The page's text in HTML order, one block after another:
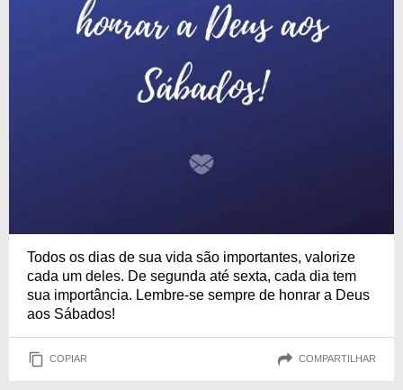
Todos os dias de sua vida são importantes, valorize
cada um deles. De segunda até sexta, cada dia tem
sua importância. Lembre-se sempre de honrar a Deus
aos Sábados!
COPIAR COMPARTILHAR